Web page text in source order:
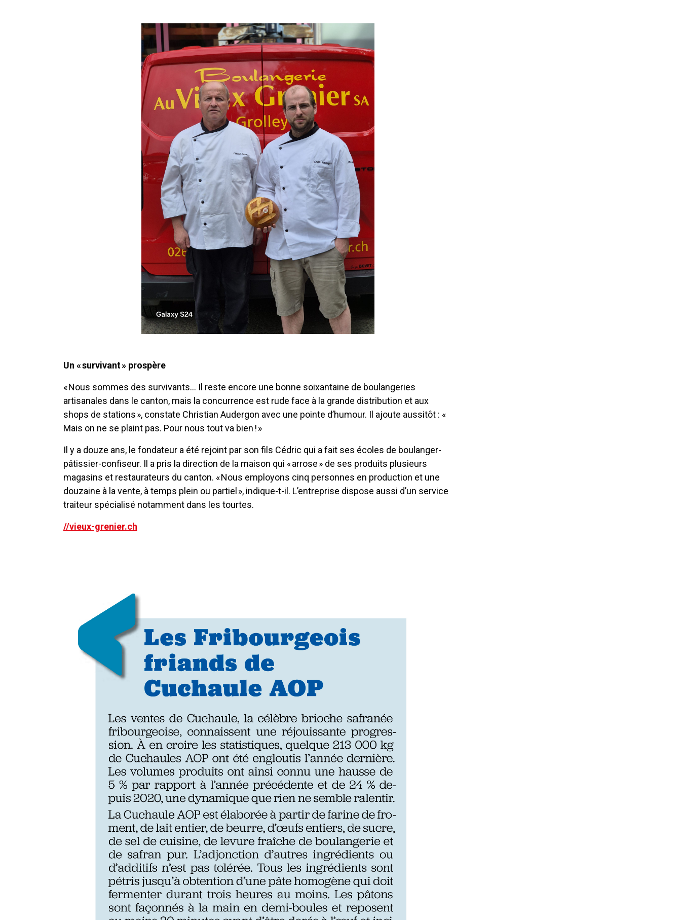
Un « survivant » prospère
« Nous sommes des survivants… Il reste encore une bonne soixantaine de boulangeries
artisanales dans le canton, mais la concurrence est rude face à la grande distribution et aux
shops de stations », constate Christian Audergon avec une pointe d’humour. Il ajoute aussitôt : «
Mais on ne se plaint pas. Pour nous tout va bien ! »
Il y a douze ans, le fondateur a été rejoint par son fils Cédric qui a fait ses écoles de boulanger-
pâtissier-confiseur. Il a pris la direction de la maison qui « arrose » de ses produits plusieurs
magasins et restaurateurs du canton. « Nous employons cinq personnes en production et une
douzaine à la vente, à temps plein ou partiel », indique-t-il. L’entreprise dispose aussi d’un service
traiteur spécialisé notamment dans les tourtes.
//vieux-grenier.ch